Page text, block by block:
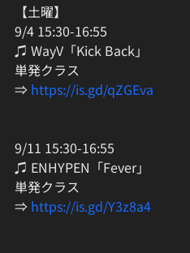
【土曜】
9/4 15:30-16:55
♫ WayV「Kick Back」
単発クラス
⇒ https://is.gd/qZGEva
9/11 15:30-16:55
♫ ENHYPEN「Fever」
単発クラス
⇒ https://is.gd/Y3z8a4